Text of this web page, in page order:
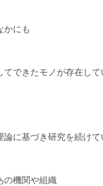
かにも
できたモノが存在して
に基づき研究を続けて
の機関や組織